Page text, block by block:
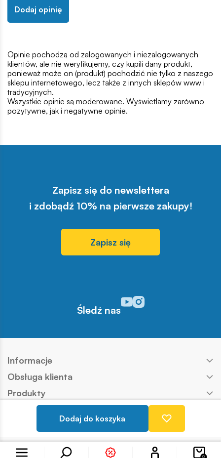
Konto 0
Dodaj do koszyka
Dodaj opinię
Opinie pochodzą od zalogowanych i niezalogowanych
klientów, ale nie weryfikujemy, czy kupili dany produkt,
ponieważ może on (produkt) pochodzić nie tylko z naszego
sklepu internetowego, lecz także z innych sklepów www i
tradycyjnych.
Wszystkie opinie są moderowane. Wyświetlamy zarówno
pozytywne, jak i negatywne opinie.
Zapisz się do newslettera
i zdobądź 10% na pierwsze zakupy!
Zapisz się
Śledź nas
Odwiedź nasz profil w
Odwiedź nasz profil w
Informacje
Obsługa klienta
Produkty
Kontakt
Copyright © COBI SA Realizacja: Ideo